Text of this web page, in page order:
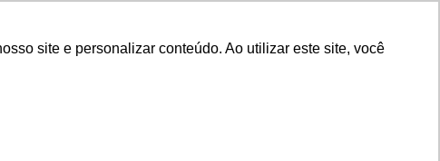
site e personalizar conteúdo. Ao utilizar este site, você